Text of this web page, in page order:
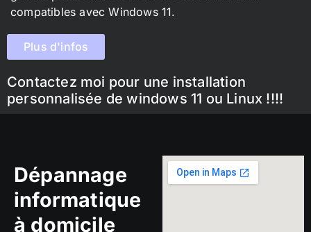
compatibles avec Windows 11.
Plus d'infos
Contactez moi pour une installation
personnalisée de windows 11 ou Linux !!!!
Dépannage
informatique
à domicile